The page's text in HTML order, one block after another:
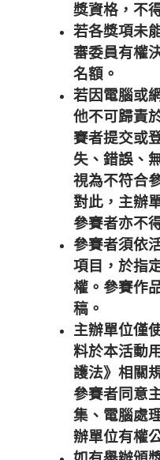
獎資格，不
若各獎項未
審委員有權
名額。
若因電腦或
他不可歸責
賽者提交或
失、錯誤、
視為不符合
對此，主辦
參賽者亦不
參賽者須依
項目，於指
權。參賽作
稿。
主辦單位僅
料於本活動
護法》相關
參賽者同意
集、電腦處
辦單位有權